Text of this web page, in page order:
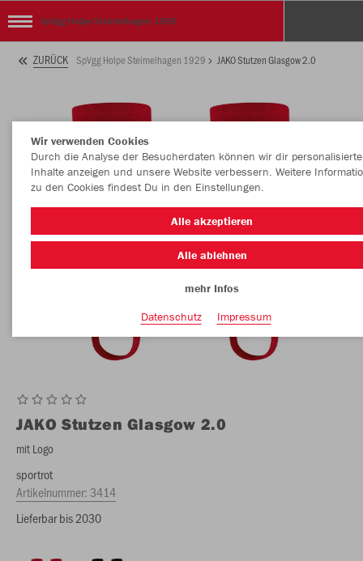
SpVgg Holpe Steimelhagen 1929
ZURÜCK SpVgg Holpe Steimelhagen 1929 JAKO Stutzen Glasgow 2.0
JAKO Stutzen Glasgow 2.0
mit Logo
sportrot
Artikelnummer:3414
Lieferbar bis 2030
Wir verwenden Cookies
Durch die Analyse der Besucherdaten können wir dir personalisierte
Inhalte anzeigen und unsere Website verbessern. Weitere
zu den Cookies findest Du in den Einstellungen.
Alle akzeptieren
Alle ablehnen
mehr Infos
Datenschutz
Impressum